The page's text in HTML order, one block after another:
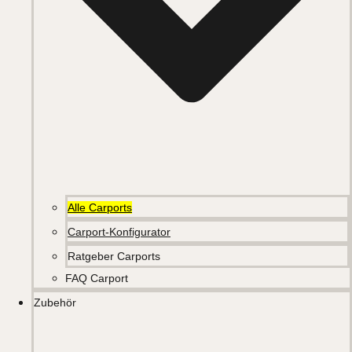
Alle Carports
Carport-Konfigurator
Ratgeber Carports
FAQ Carport
Zubehör